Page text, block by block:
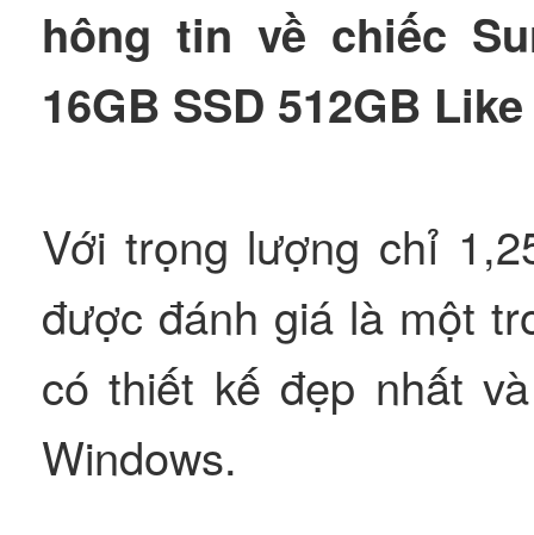
hông tin về chiếc
16GB SSD 512GB
Với trọng lượng chỉ
được đánh giá là một
có thiết kế đẹp nhất
Windows.